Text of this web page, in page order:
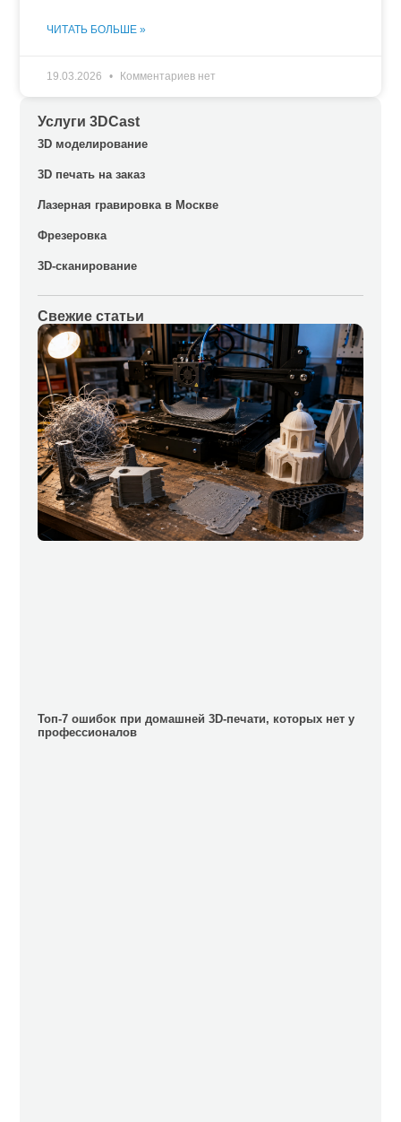
Услуги 3DCast
3D моделирование
3D печать на заказ
Лазерная гравировка в Москве
Фрезеровка
3D-сканирование
Свежие статьи
Топ-7 ошибок при домашней 3D-печати, которых нет у
профессионалов
ЧИТАТЬ БОЛЬШЕ »
19.03.2026 Комментариев нет